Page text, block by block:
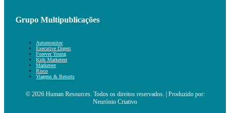
Grupo Multipublicações
Automonitor
Executive Digest
Forever Young
Kids Marketeer
Marketeer
Risco
Viagens & Resorts
© 2026 Human Resources. Todos os direitos reservados. | Produzido por:
Neurónio Criativo